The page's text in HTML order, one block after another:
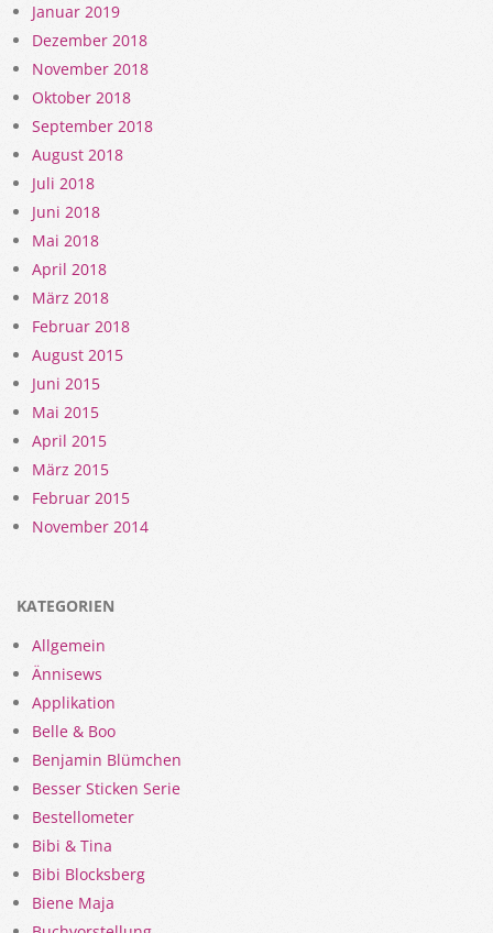
Januar 2019
Dezember 2018
November 2018
Oktober 2018
September 2018
August 2018
Juli 2018
Juni 2018
Mai 2018
April 2018
März 2018
Februar 2018
August 2015
Juni 2015
Mai 2015
April 2015
März 2015
Februar 2015
November 2014
KATEGORIEN
Allgemein
Ännisews
Applikation
Belle & Boo
Benjamin Blümchen
Besser Sticken Serie
Bestellometer
Bibi & Tina
Bibi Blocksberg
Biene Maja